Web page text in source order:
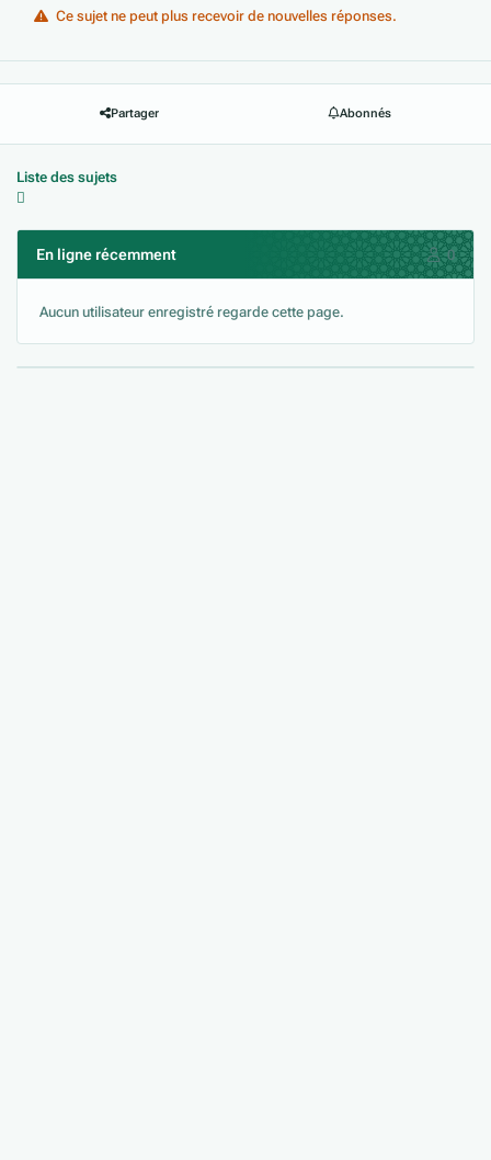
Ce sujet ne peut plus recevoir de nouvelles réponses.
Partager Abonnés
Liste des sujets
En ligne récemment 0
Aucun utilisateur enregistré regarde cette page.